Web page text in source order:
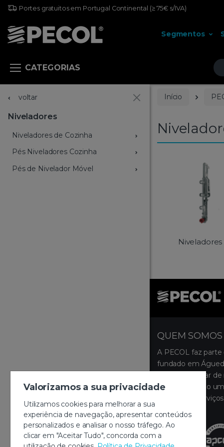
Valorizamos a sua privacidade
Utilizamos cookies para melhorar a sua
experiência de navegação, apresentar conteúdos
personalizados e analisar o nosso tráfego. Ao
clicar em "Aceitar Tudo", concorda com a
Portes gratuitos em Portugal Continental (≥ 75€ s/IVA)
Segmentos
CATEGORIAS
voltar
Niveladores
Niveladores de Cozinha
Pés Niveladores Cozinha
Pés de Nivelador Móvel
Início
QUEM SOMOS
A PECOL faz
fundado em
ocupa um lugar
disponibilizando
produtos e
montagem.